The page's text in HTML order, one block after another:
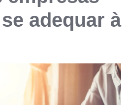
adequar à